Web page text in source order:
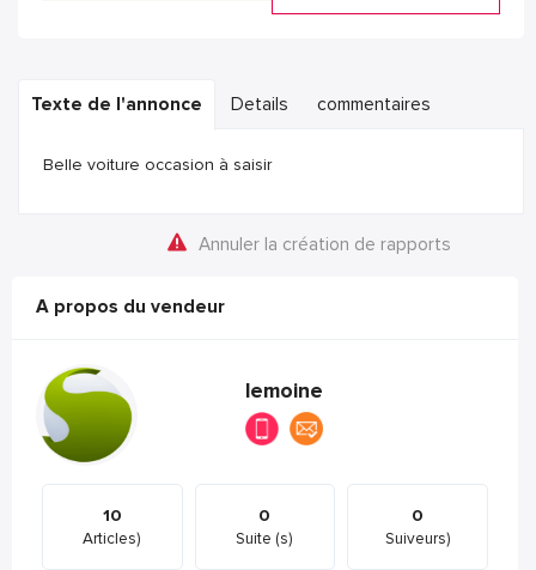
Texte de l'annonce Details commentaires
Belle voiture occasion à saisir
Annuler la création de rapports
A propos du vendeur
lemoine
10
Articles)
0
Suite (s)
0
Suiveurs)